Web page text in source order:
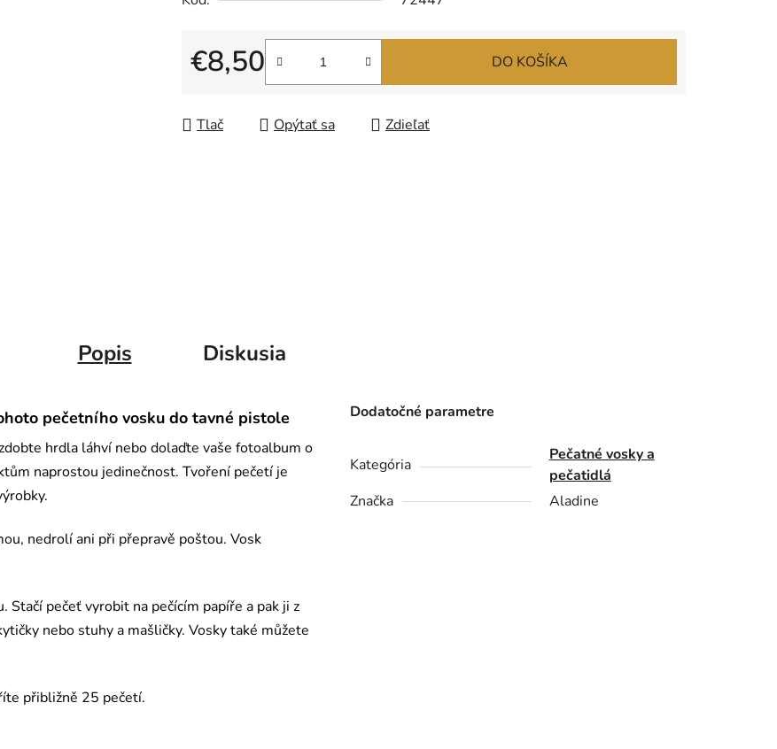
hviezdičiek.
€8,50
Jednotková cena:
DO KOŠÍKA
Tlač Opýtať sa Zdieľať
Popis Diskusia
pečetního vosku do tavné pistole
hrdla láhví nebo dolaďte vaše fotoalbum o
naprostou jedinečnost. Tvoření pečetí je
nedrolí ani při přepravě poštou. Vosk
pečeť vyrobit na pečícím papíře a pak ji z
nebo stuhy a mašličky. Vosky také můžete
přibližně 25 pečetí.
Dodatočné parametre
Kategória
Pečatné vosky a
pečatidlá
Značka
Aladine